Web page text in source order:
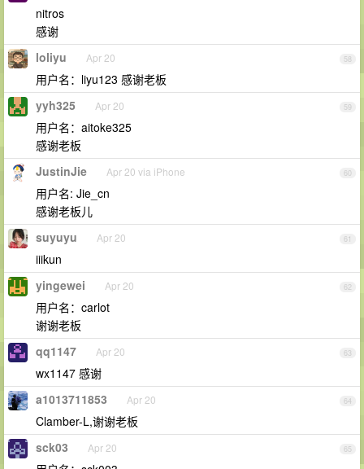
nitros
感谢
58
loliyu Apr 20
用户名：liyu123 感谢老板
59
yyh325 Apr 20
用户名：aitoke325
感谢老板
60
JustinJie Apr 20 via iPhone
用户名: Jie_cn
感谢老板儿
61
suyuyu Apr 20
iiikun
62
yingewei Apr 20
用户名：carlot
谢谢老板
63
qq1147 Apr 20
wx1147 感谢
64
a1013711853 Apr 20
Clamber-L,谢谢老板
65
sck03 Apr 20